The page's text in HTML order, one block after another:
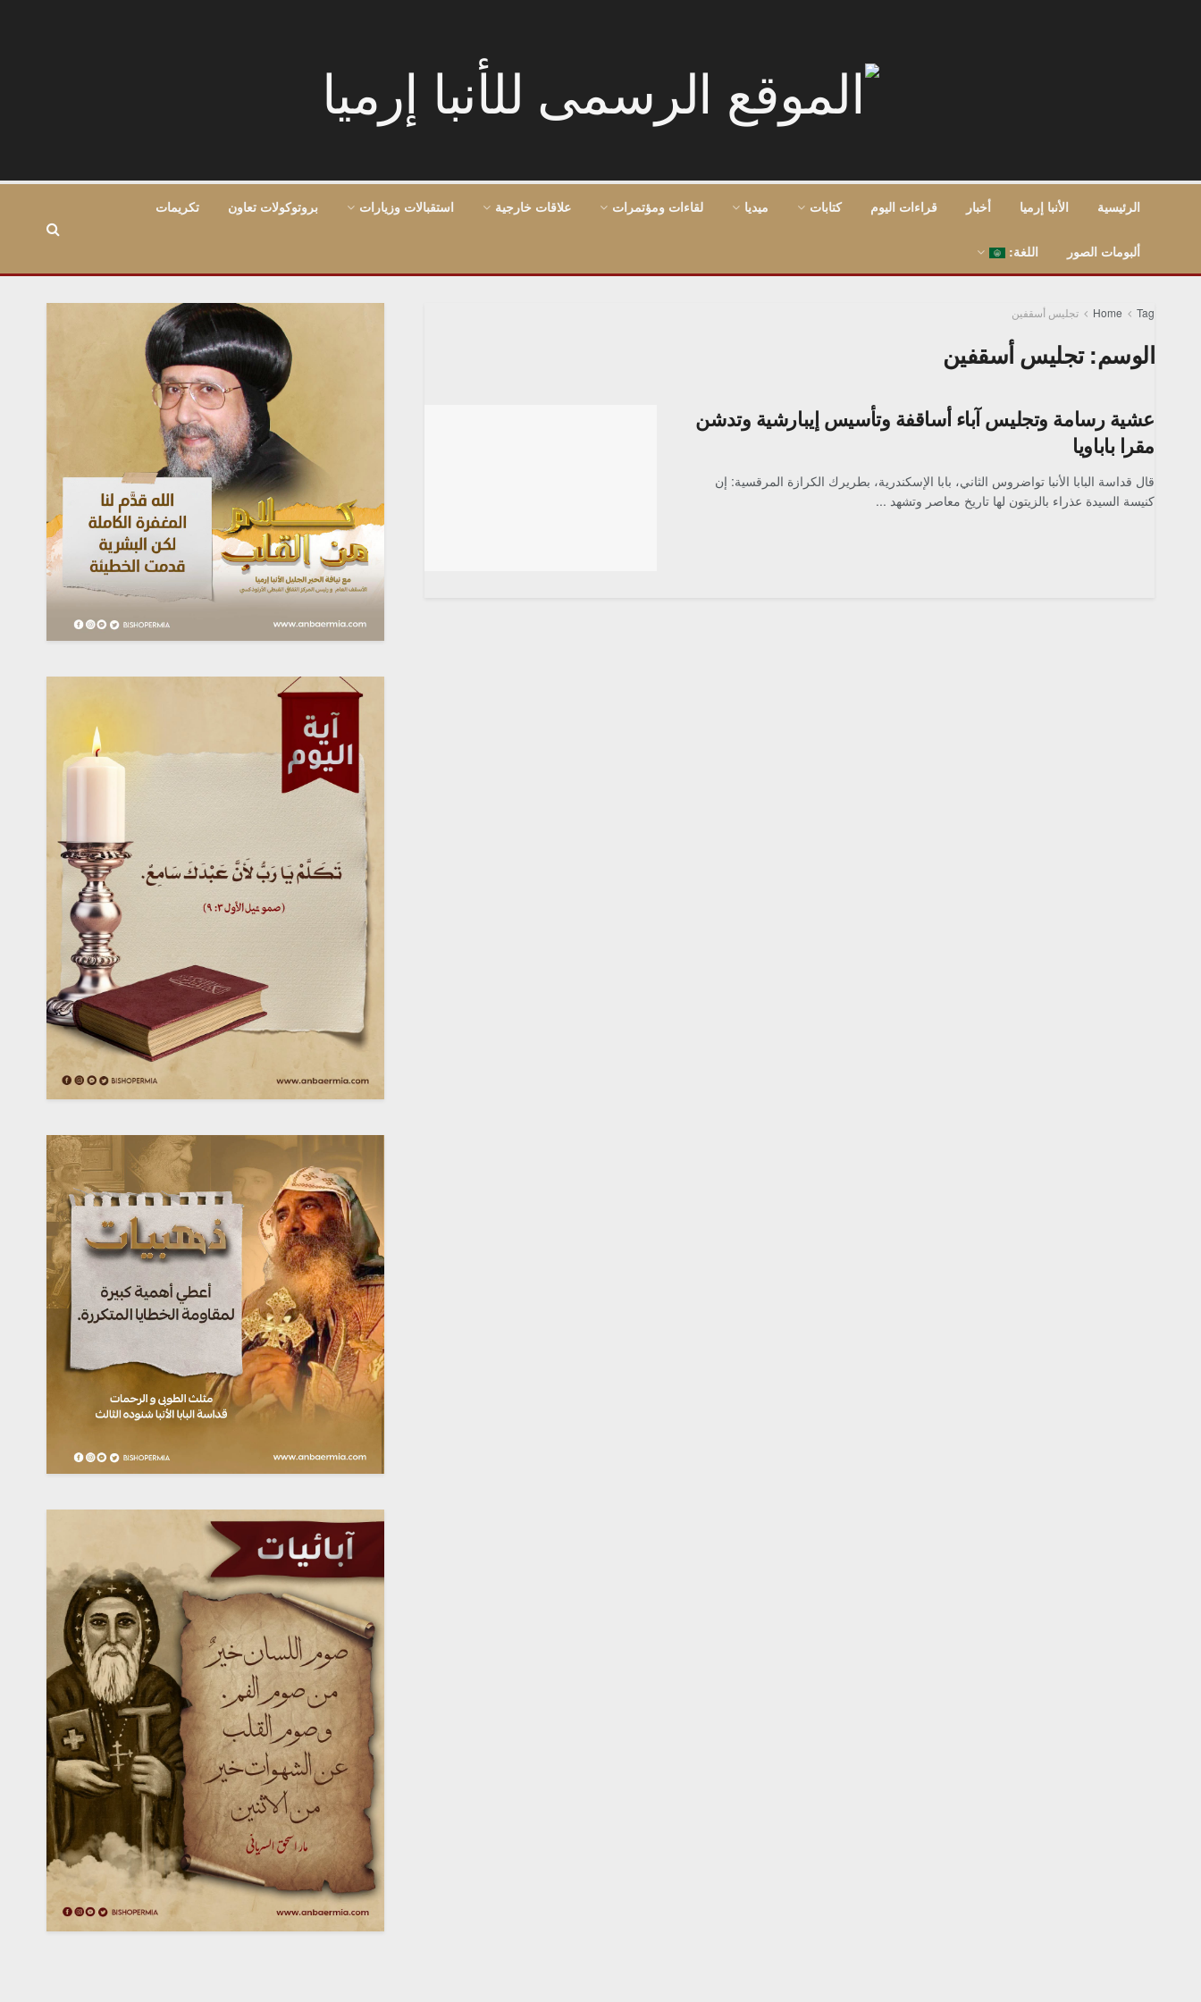
الرئيسية الأنبا إرميا أخبار قراءات اليوم كتابات ميديا لقاءات ومؤتمرات علاقات خارجية استقبالات وزيارات بروتوكولات تعاون تكريمات
ألبومات الصور اللغة:
Home Tag تجليس أسقفين
الوسم:تجليس أسقفين
عشية رسامة وتجليس آباء أساقفة وتأسيس إيبارشية وتدشن
مقرا باباويا
قال قداسة البابا الأنبا تواضروس الثاني، بابا الإسكندرية، بطريرك الكرازة المرقسية: إن
كنيسة السيدة عذراء بالزيتون لها تاريخ معاصر وتشهد ...